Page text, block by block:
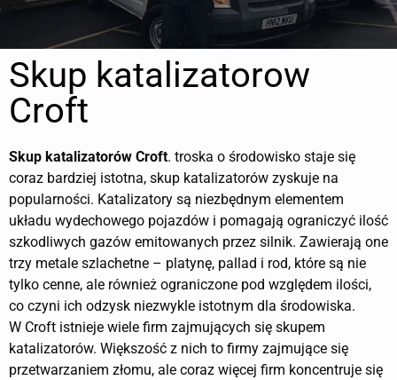
Skup katalizatorow
Croft
Skup katalizatorów Croft. troska o środowisko staje się
coraz bardziej istotna, skup katalizatorów zyskuje na
popularności. Katalizatory są niezbędnym elementem
układu wydechowego pojazdów i pomagają ograniczyć ilość
szkodliwych gazów emitowanych przez silnik. Zawierają one
trzy metale szlachetne – platynę, pallad i rod, które są nie
tylko cenne, ale również ograniczone pod względem ilości,
co czyni ich odzysk niezwykle istotnym dla środowiska.
W Croft istnieje wiele firm zajmujących się skupem
katalizatorów. Większość z nich to firmy zajmujące się
przetwarzaniem złomu, ale coraz więcej firm koncentruje się